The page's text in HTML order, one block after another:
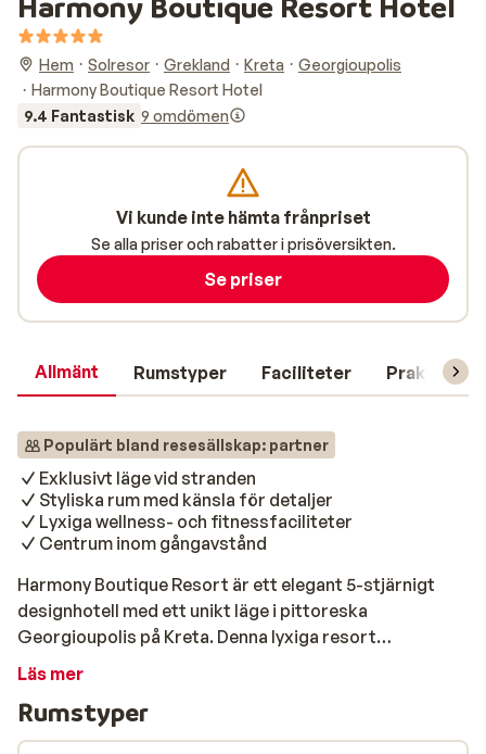
Hem Solresor Grekland Kreta
Georgioupolis
Harmony Boutique Resort Hotel
9.4 Fantastisk 9 omdömen
Allmänt Rumstyper Faciliteter Praktisk
Populärt bland resesällskap: partner
Exklusivt läge vid stranden
Styliska rum med känsla för detaljer
Lyxiga wellness- och fitnessfaciliteter
Centrum inom gångavstånd
Harmony Boutique Resort är ett elegant 5-stjärnigt
designhotell med ett unikt läge i pittoreska
Georgioupolis på Kreta. Denna lyxiga resort
kombinerar modern estetik med ultimat komfort och
semester vid havet. Rummen är stilfullt inredda med
omsorg med ett öga för de små detaljerna och
Läs mer
Rumstyper
Vi kunde inte hämta frånpriset
Se alla priser och rabatter i prisöversikten.
Se priser